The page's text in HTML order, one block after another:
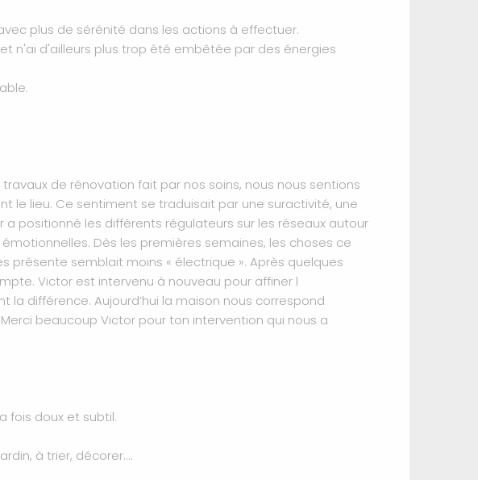
plus de sérénité dans les actions à effectuer.
n'ai d'ailleurs plus trop été embêtée par des énergies
de rénovation fait par nos soins, nous nous sentions
le lieu. Ce sentiment se traduisait par une suractivité, une
positionné les différents régulateurs sur les réseaux autour
Dès les premières semaines, les choses ce
présente semblait moins « électrique ». Après quelques
Victor est intervenu à nouveau pour affiner l
la différence. Aujourd’hui la maison nous correspond
beaucoup Victor pour ton intervention qui nous a
fois doux et subtil.
à trier, décorer....